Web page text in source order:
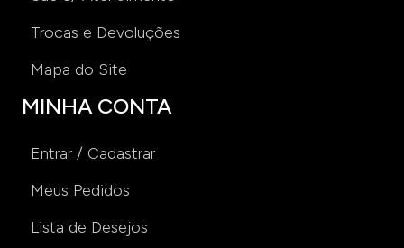
Trocas e Devoluções
Mapa do Site
MINHA CONTA
Entrar / Cadastrar
Meus Pedidos
Lista de Desejos